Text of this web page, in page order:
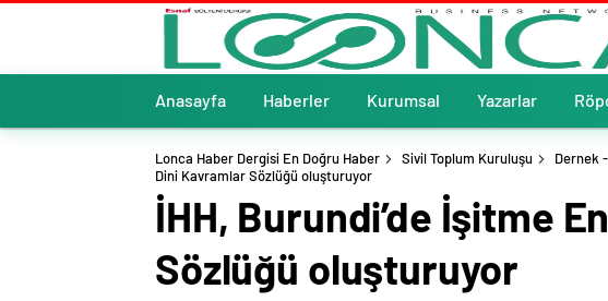
Anasayfa Haberler Kurumsal Yazarlar
Lonca Haber Dergisi En Doğru Haber Sivil Toplum Kuruluşu Dernek
Dini Kavramlar Sözlüğü oluşturuyor
İHH, Burundi’de İşitme
Sözlüğü oluşturuyor